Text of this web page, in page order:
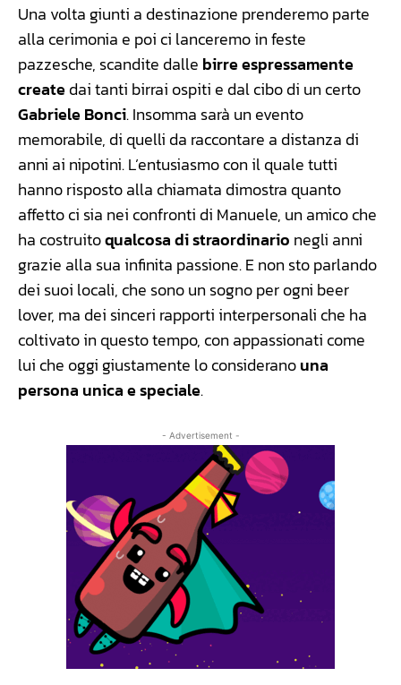
Una volta giunti a destinazione prenderemo parte
alla cerimonia e poi ci lanceremo in feste
pazzesche, scandite dalle birre espressamente
createdai tanti birrai ospiti e dal cibo di un certo
Gabriele Bonci. Insomma sarà un evento
memorabile, di quelli da raccontare a distanza di
anni ai nipotini. L’entusiasmo con il quale tutti
hanno risposto alla chiamata dimostra quanto
affetto ci sia nei confronti di Manuele, un amico che
ha costruitoqualcosa di straordinario negli anni
grazie alla sua infinita passione. E non sto parlando
dei suoi locali, che sono un sogno per ogni beer
lover, ma dei sinceri rapporti interpersonali che ha
coltivato in questo tempo, con appassionati come
lui che oggi giustamente lo consideranouna
persona unica e speciale.
- Advertisement -